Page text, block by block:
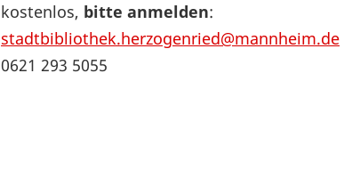
kostenlos, bitte anmelden:
stadtbibliothek.herzogenried@mannheim.de
0621 293 5055